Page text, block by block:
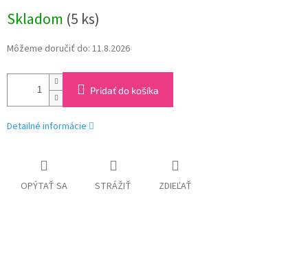
cena:
Skladom (5 ks)
Môžeme doručiť do: 11.8.2026
Pridať do košíka
Detailné informácie
OPÝTAŤ SA STRÁŽIŤ ZDIEĽAŤ